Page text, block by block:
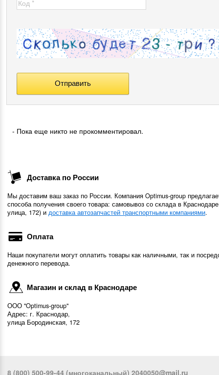
- Пока еще никто не прокомментировал.
Доставка по России
Мы доставим ваш заказ по России. Компания Optimus-group
способа получения своего товара: самовывоз со склада в
улица, 172) и доставка автозапчастей транспортными компаниями.
Оплата
Наши покупатели могут оплатить товары как наличными, так и
денежного перевода.
Магазин и склад в Краснодаре
ООО "Optimus-group"
Адрес: г. Краснодар,
улица Бородинская, 172
8 (800) 500-99-44 (многоканальный) 2040050@mail.ru